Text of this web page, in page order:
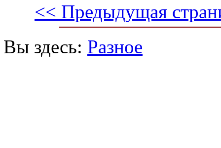
<< Предыдущая
Вы здесь: Разное